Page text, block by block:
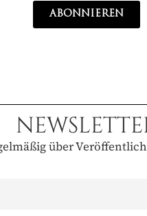
ABONNIEREN
über